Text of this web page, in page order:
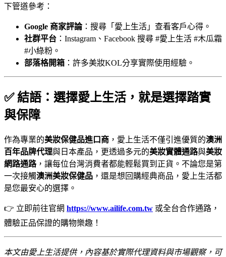
下管道參考：
Google 商家評論：搜尋「愛上生活」查看客戶心得。
社群平台 ：Instagram、Facebook 搜尋 #愛上生活 #木瓜霜
#小綠粉。
部落格開箱 ：許多美妝KOL分享實際使用經驗。
✅ 結語：選擇愛上生活，就是選擇踏實
與保障
作為專業的美妝保健品進口商 ，愛上生活不僅引進優質的澳洲
百年品牌代理與日本產品，更透過多元的美妝實體通路與美妝
網路通路，讓每位台灣消費者都能輕鬆買到正貨。不論您是第
一次接觸澳洲美妝保健品 ，還是想回購經典商品，愛上生活都
是您最安心的選擇。
👉 立即前往官網 https://www.ailife.com.tw 或全台合作通路，
體驗正品保證的購物樂趣！
本文由愛上生活提供，內容基於實際代理資料與市場觀察，可